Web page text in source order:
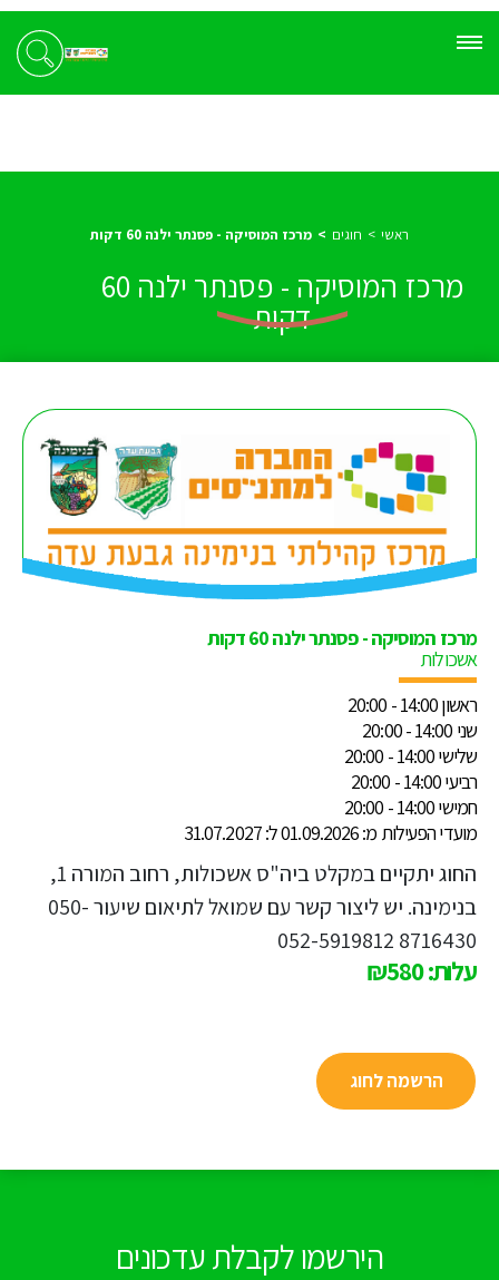
ראשי חוגים מרכז המוסיקה - פסנתר ילנה 60 דקות
מרכז המוסיקה - פסנתר ילנה 60
דקות
מרכז המוסיקה - פסנתר ילנה 60 דקות
אשכולות
ראשון 14:00 - 20:00
שני 14:00 - 20:00
שלישי 14:00 - 20:00
רביעי 14:00 - 20:00
חמישי 14:00 - 20:00
מועדי הפעילות מ: 01.09.2026 ל: 31.07.2027
החוג יתקיים במקלט ביה"ס אשכולות, רחוב המורה 1,
בנימינה. יש ליצור קשר עם שמואל לתיאום שיעור 050-
8716430 052-5919812
עלות: ₪580
הרשמה לחוג
הירשמו לקבלת עדכונים